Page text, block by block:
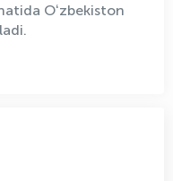
Oʻzbekiston